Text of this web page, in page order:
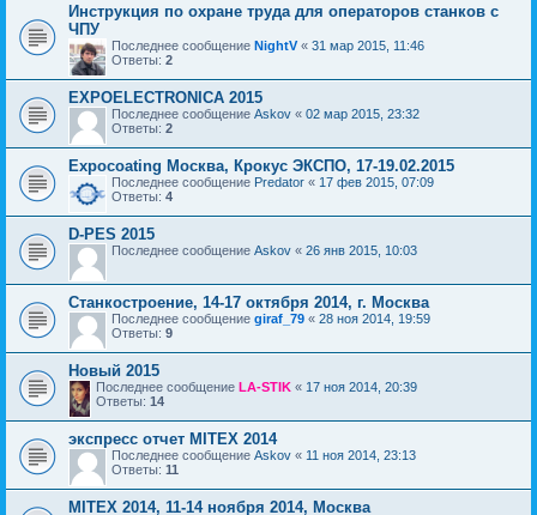
Инструкция по охране труда для операторов станков с
ЧПУ
Последнее сообщение NightV« 31 мар 2015, 11:46
Ответы: 2
EXPOELECTRONICA 2015
Последнее сообщение Askov « 02 мар 2015, 23:32
Ответы: 2
Expocoating Москва, Крокус ЭКСПО, 17-19.02.2015
Последнее сообщение Predator « 17 фев 2015, 07:09
Ответы: 4
D-PES 2015
Последнее сообщение Askov « 26 янв 2015, 10:03
Станкостроение, 14-17 октября 2014, г. Москва
Последнее сообщение giraf_79 « 28 ноя 2014, 19:59
Ответы: 9
Новый 2015
Последнее сообщение LA-STIK « 17 ноя 2014, 20:39
Ответы: 14
экспресс отчет MITEX 2014
Последнее сообщение Askov « 11 ноя 2014, 23:13
Ответы: 11
MITEX 2014, 11-14 ноября 2014, Москва